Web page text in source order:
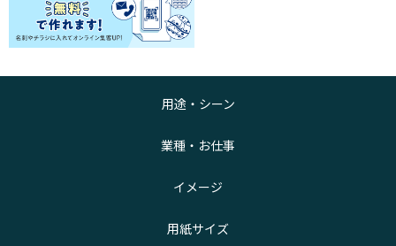
用途・シーン
業種・お仕事
イメージ
用紙サイズ